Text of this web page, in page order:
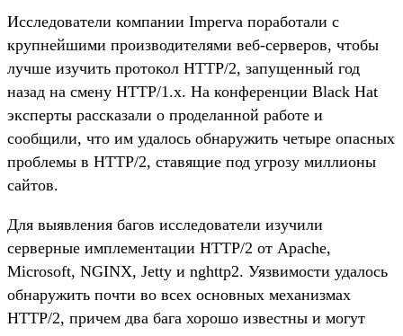
Исследователи компании Imperva поработали с
крупнейшими производителями веб-серверов, чтобы
лучше изучить протокол HTTP/2, запущенный год
назад на смену HTTP/1.x. На конференции Black Hat
эксперты рассказали о проделанной работе и
сообщили, что им удалось обнаружить четыре опасных
проблемы в HTTP/2, ставящие под угрозу миллионы
сайтов.
Для выявления багов исследователи изучили
серверные имплементации HTTP/2 от Apache,
Microsoft, NGINX, Jetty и nghttp2. Уязвимости удалось
обнаружить почти во всех основных механизмах
HTTP/2, причем два бага хорошо известны и могут